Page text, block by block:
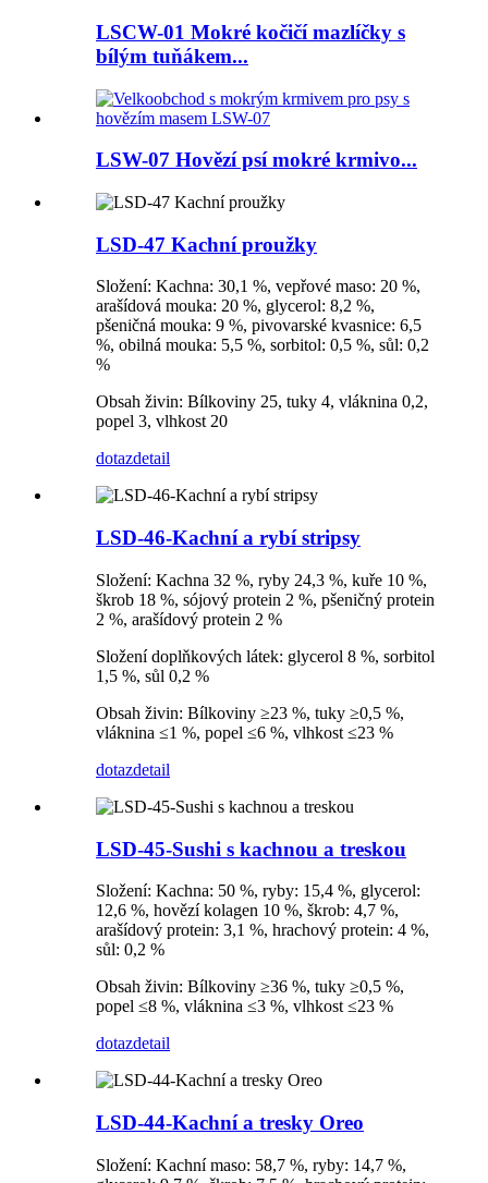
LSCW-01 Mokré kočičí mazlíčky s
bílým tuňákem...
LSW-07 Hovězí psí mokré krmivo...
LSD-47 Kachní proužky
Složení: Kachna: 30,1 %, vepřové maso: 20 %,
arašídová mouka: 20 %, glycerol: 8,2 %,
pšeničná mouka: 9 %, pivovarské kvasnice: 6,5
%, obilná mouka: 5,5 %, sorbitol: 0,5 %, sůl: 0,2
%
Obsah živin: Bílkoviny 25, tuky 4, vláknina 0,2,
popel 3, vlhkost 20
dotazdetail
LSD-46-Kachní a rybí stripsy
Složení: Kachna 32 %, ryby 24,3 %, kuře 10 %,
škrob 18 %, sójový protein 2 %, pšeničný protein
2 %, arašídový protein 2 %
Složení doplňkových látek: glycerol 8 %, sorbitol
1,5 %, sůl 0,2 %
Obsah živin: Bílkoviny ≥23 %, tuky ≥0,5 %,
vláknina ≤1 %, popel ≤6 %, vlhkost ≤23 %
dotazdetail
LSD-45-Sushi s kachnou a treskou
Složení: Kachna: 50 %, ryby: 15,4 %, glycerol:
12,6 %, hovězí kolagen 10 %, škrob: 4,7 %,
arašídový protein: 3,1 %, hrachový protein: 4 %,
sůl: 0,2 %
Obsah živin: Bílkoviny ≥36 %, tuky ≥0,5 %,
popel ≤8 %, vláknina ≤3 %, vlhkost ≤23 %
dotazdetail
LSD-44-Kachní a tresky Oreo
Složení: Kachní maso: 58,7 %, ryby: 14,7 %,